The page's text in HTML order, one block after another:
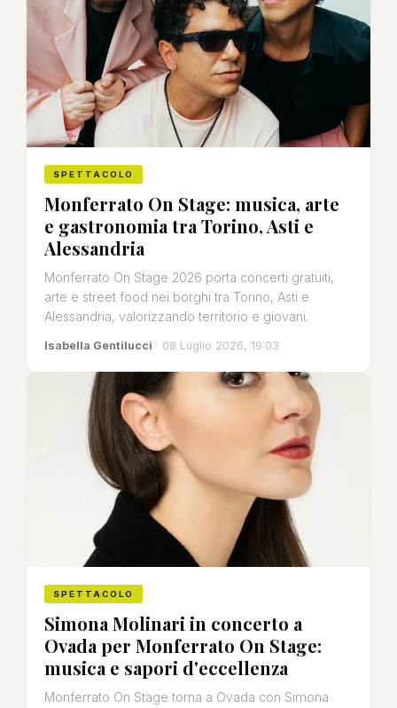
SPETTACOLO
Monferrato On Stage: musica, arte
e gastronomia tra Torino, Asti e
Alessandria
Monferrato On Stage 2026 porta concerti gratuiti,
arte e street food nei borghi tra Torino, Asti e
Alessandria, valorizzando territorio e giovani.
Isabella Gentilucci · 08 Luglio 2026, 19:03
SPETTACOLO
Simona Molinari in concerto a
Ovada per Monferrato On Stage:
musica e sapori d'eccellenza
Monferrato On Stage torna a Ovada con Simona